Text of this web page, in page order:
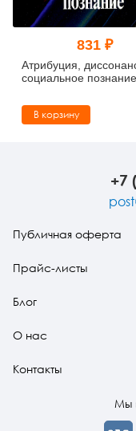
831 ₽
Атрибуция,
социальное познание
В корзину
+7
Публичная оферта
Прайс-листы
Блог
О нас
Контакты
Мы